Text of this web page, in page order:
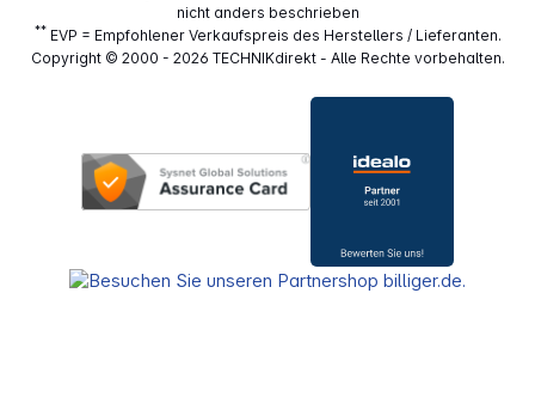
nicht anders beschrieben
**EVP = Empfohlener Verkaufspreis des Herstellers / Lieferanten.
Copyright © 2000 - 2026 TECHNIKdirekt - Alle Rechte vorbehalten.